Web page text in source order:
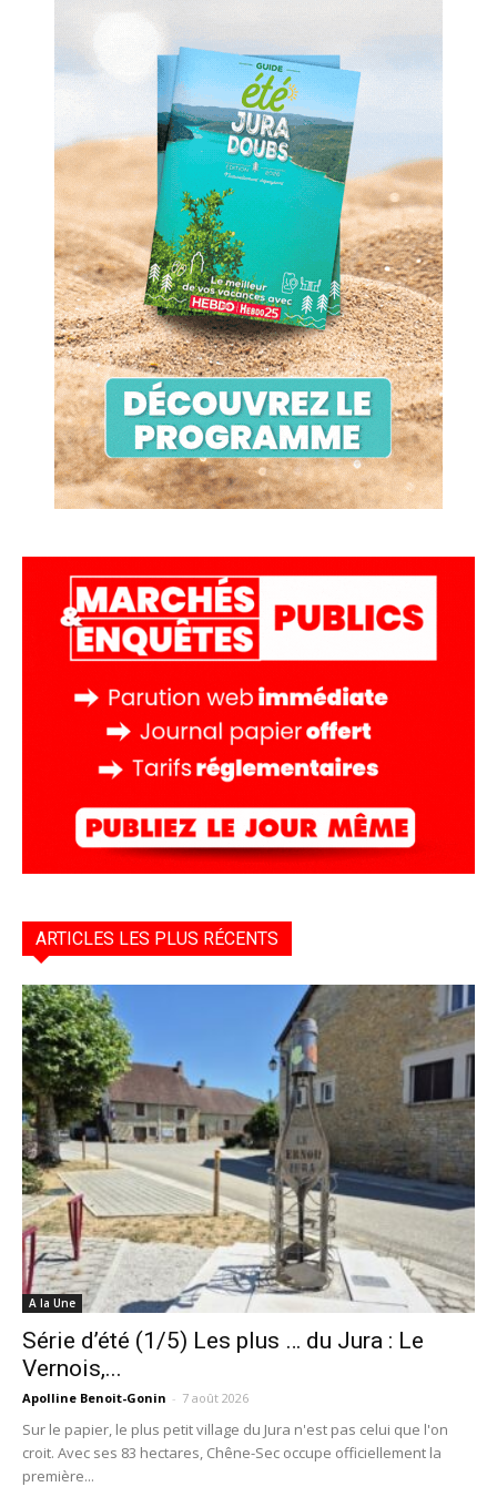
ARTICLES LES PLUS RÉCENTS
A la Une
Série d’été (1/5) Les plus … du Jura : Le
Vernois,...
Apolline Benoit-Gonin - 7 août 2026
Sur le papier, le plus petit village du Jura n'est pas celui que l'on
croit. Avec ses 83 hectares, Chêne-Sec occupe officiellement la
première...